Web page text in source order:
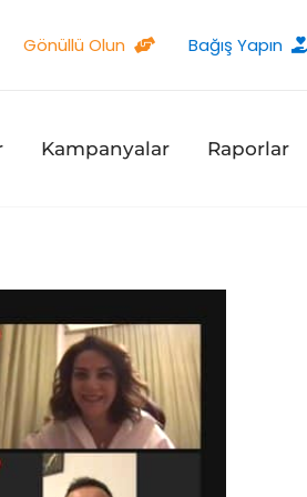
Gönüllü Olun Bağış Yapın
Kampanyalar Raporlar